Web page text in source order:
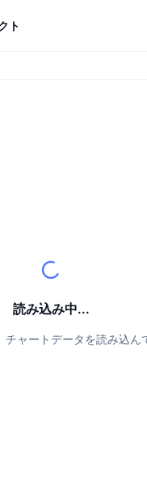
ト
読み込み中...
チャートデータを読み込ん